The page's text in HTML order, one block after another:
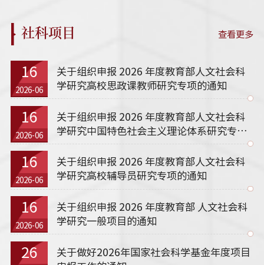
社科项目 查看更多
16
2026-06
关于组织申报 2026 年度教育部人文社会科
学研究高校思政课教师研究专项的通知
16
2026-06
关于组织申报 2026 年度教育部人文社会科
学研究中国特色社会主义理论体系研究专项
的通知
16
2026-06
关于组织申报 2026 年度教育部人文社会科
学研究高校辅导员研究专项的通知
16
2026-06
关于组织申报 2026 年度教育部 人文社会科
学研究一般项目的通知
26
关于做好2026年国家社会科学基金年度项目